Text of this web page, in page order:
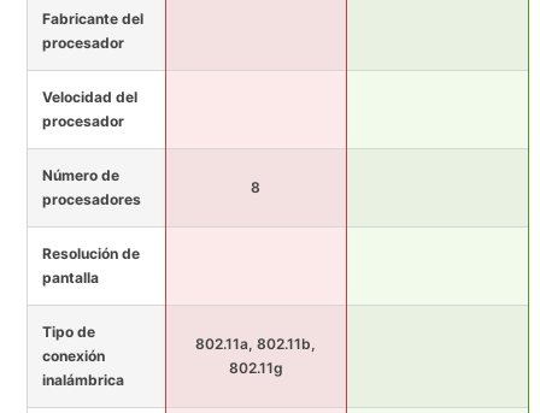
Fabricante del
procesador
Velocidad del
procesador
Número de
procesadores
8
Resolución de
pantalla
Tipo de
conexión
inalámbrica
802.11a, 802.11b,
802.11g